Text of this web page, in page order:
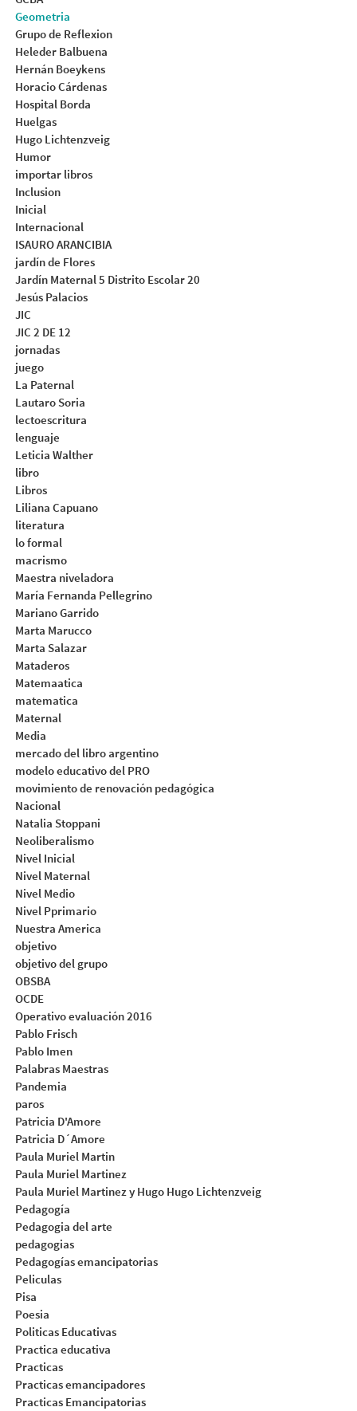
Geometria
Grupo de Reflexion
Heleder Balbuena
Hernán Boeykens
Horacio Cárdenas
Hospital Borda
Huelgas
Hugo Lichtenzveig
Humor
importar libros
Inclusion
Inicial
Internacional
ISAURO ARANCIBIA
jardín de Flores
Jardín Maternal 5 Distrito Escolar 20
Jesús Palacios
JIC
JIC 2 DE 12
jornadas
juego
La Paternal
Lautaro Soria
lectoescritura
lenguaje
Leticia Walther
libro
Libros
Liliana Capuano
literatura
lo formal
macrismo
Maestra niveladora
María Fernanda Pellegrino
Mariano Garrido
Marta Marucco
Marta Salazar
Mataderos
Matemaatica
matematica
Maternal
Media
mercado del libro argentino
modelo educativo del PRO
movimiento de renovación pedagógica
Nacional
Natalia Stoppani
Neoliberalismo
Nivel Inicial
Nivel Maternal
Nivel Medio
Nivel Pprimario
Nuestra America
objetivo
objetivo del grupo
OBSBA
OCDE
Operativo evaluación 2016
Pablo Frisch
Pablo Imen
Palabras Maestras
Pandemia
paros
Patricia D'Amore
Patricia D´Amore
Paula Muriel Martin
Paula Muriel Martinez
Paula Muriel Martinez y Hugo Hugo Lichtenzveig
Pedagogía
Pedagogia del arte
pedagogias
Pedagogías emancipatorias
Peliculas
Pisa
Poesia
Politicas Educativas
Practica educativa
Practicas
Practicas emancipadores
Practicas Emancipatorias